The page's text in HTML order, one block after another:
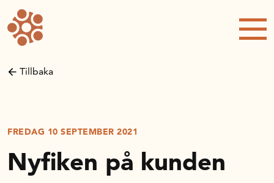
Forskning och utveckling
Kompetens och omställning
Kalender
Handelsrådet Play
Tillbaka
FREDAG 10 SEPTEMBER 2021
Nyfiken på kunden